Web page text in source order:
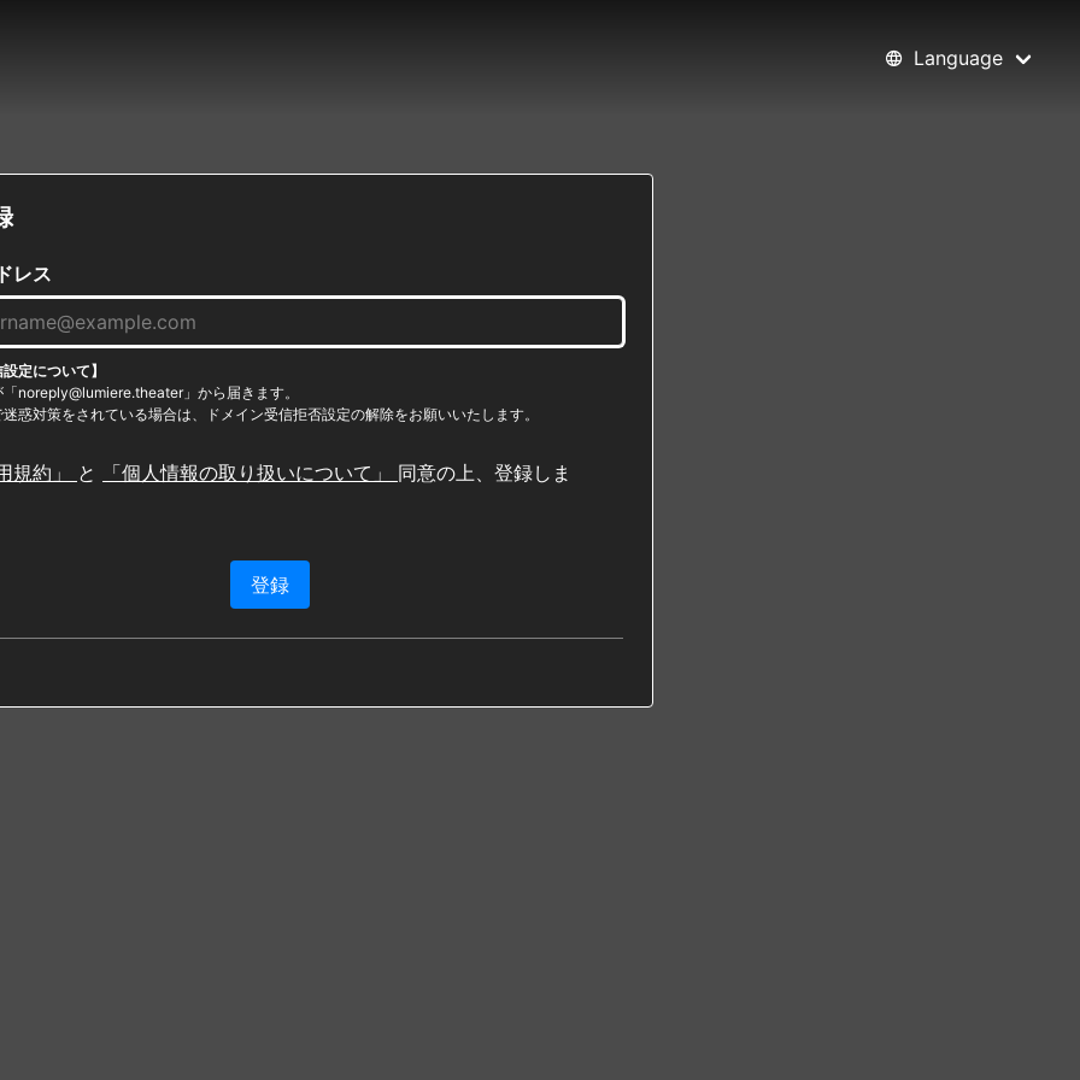
Language
レス
定について】
noreply@lumiere.theater」から届きます。
惑対策をされている場合は、ドメイン受信拒否設定の解除をお願いいたします。
規約」 と 「個人情報の取り扱いについて」 同意の上、登録しま